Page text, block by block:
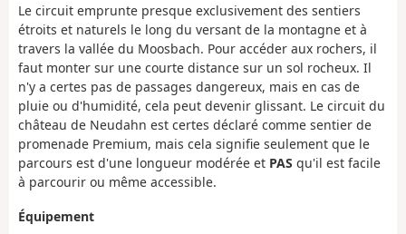
Le circuit emprunte presque exclusivement des sentiers
étroits et naturels le long du versant de la montagne et à
travers la vallée du Moosbach. Pour accéder aux rochers, il
faut monter sur une courte distance sur un sol rocheux. Il
n'y a certes pas de passages dangereux, mais en cas de
pluie ou d'humidité, cela peut devenir glissant. Le circuit du
château de Neudahn est certes déclaré comme sentier de
promenade Premium, mais cela signifie seulement que le
parcours est d'une longueur modérée et PAS qu'il est facile
à parcourir ou même accessible.
Équipement